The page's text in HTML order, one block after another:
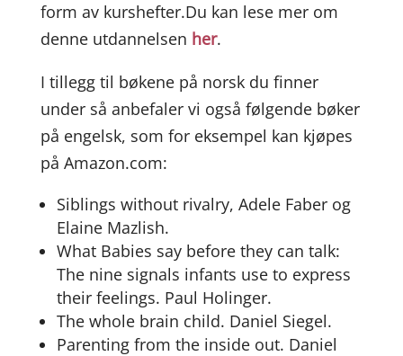
form av kurshefter.Du kan lese mer om
denne utdannelsen her.
I tillegg til bøkene på norsk du finner
under så anbefaler vi også følgende bøker
på engelsk, som for eksempel kan kjøpes
på Amazon.com:
Siblings without rivalry, Adele Faber og
Elaine Mazlish.
What Babies say before they can talk:
The nine signals infants use to express
their feelings. Paul Holinger.
The whole brain child. Daniel Siegel.
Parenting from the inside out. Daniel